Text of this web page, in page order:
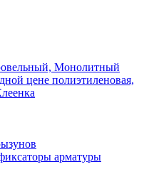
Монолитный
цене полиэтиленовая,
арматуры